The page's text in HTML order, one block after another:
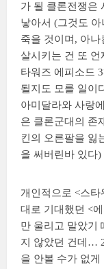
가 될 클론전쟁은
낳아서 (그것도
죽을 것이며, 아
살시키는 건 또
타워즈 에피소드
될지도 모를 일이
아미달라와 사랑
은 클론군대의 존
킨의 오른팔을 잃
을 써버린바 있다)
개인적으로 <스
대로 기대했던 <
만 울리고 말았기
지 않았던 건데…
을 안볼 수가 없게